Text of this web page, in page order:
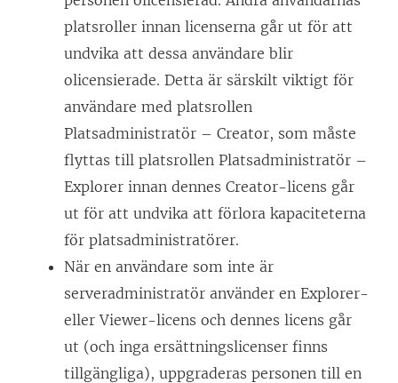
platsroller innan licenserna går ut för att
undvika att dessa användare blir
olicensierade. Detta är särskilt viktigt för
användare med platsrollen
Platsadministratör – Creator, som måste
flyttas till platsrollen Platsadministratör –
Explorer innan dennes Creator-licens går
ut för att undvika att förlora kapaciteterna
för platsadministratörer.
När en användare som inte är
serveradministratör använder en Explorer-
ellerViewer-licens och dennes licens går
ut (och inga ersättningslicenser finns
tillgängliga), uppgraderas personen till en